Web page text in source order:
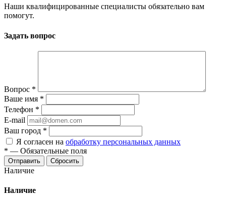
Наши квалифицированные специалисты обязательно вам
помогут.
Задать вопрос
Вопрос *
Ваше имя *
Телефон *
E-mail
Ваш город *
Я согласен на обработку персональных данных
* — Обязательные поля
Сбросить
Наличие
Наличие